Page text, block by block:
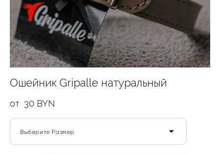
Ошейник Gripalle натуральный
от 30 BYN
Выберите Размер